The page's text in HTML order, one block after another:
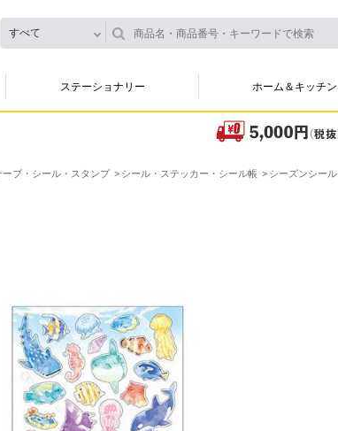
すべて
ステーショナリー ホーム＆キッチン
ープ・シール・スタンプ シール・ステッカー・シール帳 シーズンシール